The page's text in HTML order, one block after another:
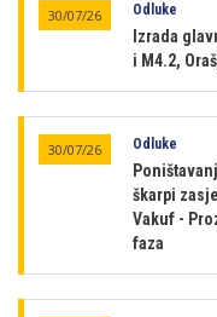
30/07/26 Odluke
Izrada
i M4.2,
30/07/26 Odluke
škarpi
Vakuf -
faza